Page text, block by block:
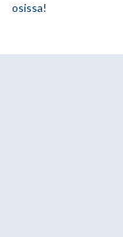
osissa!